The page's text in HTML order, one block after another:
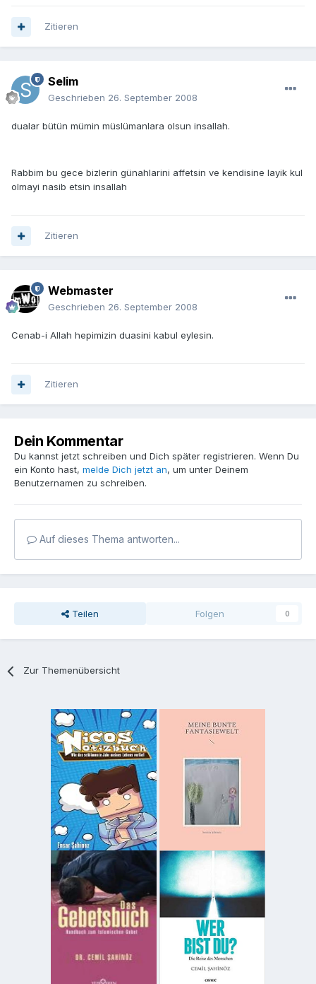
Zitieren
Selim
Geschrieben 26. September 2008
dualar bütün mümin müslümanlara olsun insallah.
Rabbim bu gece bizlerin günahlarini affetsin ve kendisine layik kul
olmayi nasib etsin insallah
Zitieren
Webmaster
Geschrieben 26. September 2008
Cenab-i Allah hepimizin duasini kabul eylesin.
Zitieren
Dein Kommentar
Du kannst jetzt schreiben und Dich später registrieren. Wenn Du
ein Konto hast, melde Dich jetzt an, um unter Deinem
Benutzernamen zu schreiben.
Auf dieses Thema antworten...
Teilen Folgen 0
Zur Themenübersicht